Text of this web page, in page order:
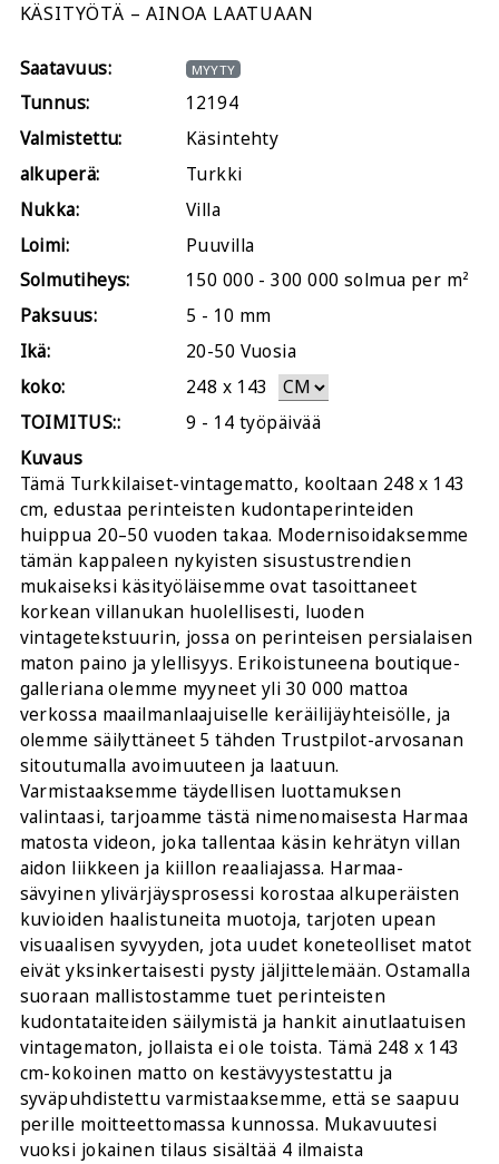
KÄSITYÖTÄ – AINOA LAATUAAN
Saatavuus: MYYTY
Tunnus:
12194
Valmistettu:
Käsintehty
alkuperä:
Turkki
Nukka:
Villa
Loimi:
Puuvilla
Solmutiheys:
150 000 - 300 000 solmua per m²
Paksuus:
5 - 10 mm
Ikä:
20-50 Vuosia
koko:
248 x 143
TOIMITUS::
9 - 14 työpäivää
Kuvaus
Tämä Turkkilaiset-vintagematto, kooltaan 248 x 143
cm, edustaa perinteisten kudontaperinteiden
huippua 20–50 vuoden takaa. Modernisoidaksemme
tämän kappaleen nykyisten sisustustrendien
mukaiseksi käsityöläisemme ovat tasoittaneet
korkean villanukan huolellisesti, luoden
vintagetekstuurin, jossa on perinteisen persialaisen
maton paino ja ylellisyys. Erikoistuneena boutique-
galleriana olemme myyneet yli 30 000 mattoa
verkossa maailmanlaajuiselle keräilijäyhteisölle, ja
olemme säilyttäneet 5 tähden Trustpilot-arvosanan
sitoutumalla avoimuuteen ja laatuun.
Varmistaaksemme täydellisen luottamuksen
valintaasi, tarjoamme tästä nimenomaisesta Harmaa
matosta videon, joka tallentaa käsin kehrätyn villan
aidon liikkeen ja kiillon reaaliajassa. Harmaa-
sävyinen ylivärjäysprosessi korostaa alkuperäisten
kuvioiden haalistuneita muotoja, tarjoten upean
visuaalisen syvyyden, jota uudet koneteolliset matot
eivät yksinkertaisesti pysty jäljittelemään. Ostamalla
suoraan mallistostamme tuet perinteisten
kudontataiteiden säilymistä ja hankit ainutlaatuisen
vintagematon, jollaista ei ole toista. Tämä 248 x 143
cm-kokoinen matto on kestävyystestattu ja
syväpuhdistettu varmistaaksemme, että se saapuu
perille moitteettomassa kunnossa. Mukavuutesi
vuoksi jokainen tilaus sisältää 4 ilmaista